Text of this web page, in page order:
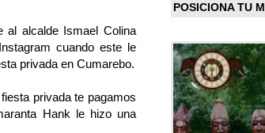
al alcalde Ismael Colina
cuando este le
privada en Cumarebo.
privada te pagamos
Hank le hizo una
POSICIONA TU